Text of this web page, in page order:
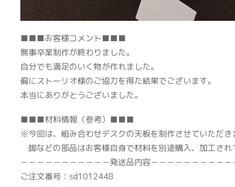
■■■お客様コメント■■■
無事卒業制作が終わりました。
自分でも満足のいく物が作れました。
偏にストーリオ様のご協力を得た結果でございます。
本当にありがとうございました。
■■■材料情報（参考）■■■
※今回は、組み合わせデスクの天板を制作させていただき
脚などの部品はお客様自身で材料を別途購入、加工され
－－－－－－－－－－－発送品内容－－－－－－－－－－
ご注文番号：sd1012448